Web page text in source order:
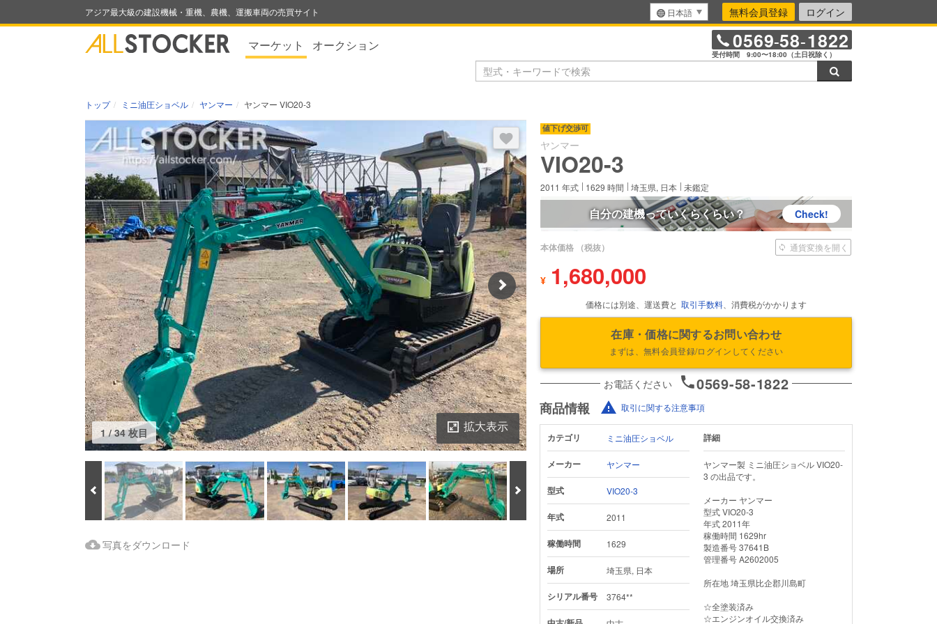
アジア最大級の建設機械・重機、農機、運搬車両の売買サイト 日本語 無料会員登録 ログイン
マーケット オークション 0569-58-1822
受付時間 9:00〜18:00（土日祝除く）
トップ ミニ油圧ショベル ヤンマー ヤンマー VIO20-3
値下げ交渉可
ヤンマー
VIO20-3
2011 年式 1629 時間 埼玉県, 日本 未鑑定
Next
1 / 34 枚目 拡大表示
ログイン後にお気に入り登録できます。
Prev 次へ
写真をダウンロード
自分の建機っていくらくらい？ Check!
本体価格 （税抜）
¥ 1,680,000
通貨変換を開く
価格には別途、運送費と 取引手数料 、消費税がかかります
在庫・価格に関するお問い合わせ
まずは、無料会員登録/ログインしてください
お電話ください 0569-58-1822
商品情報 取引に関する注意事項
カテゴリ ミニ油圧ショベル
メーカー ヤンマー
型式 VIO20-3
年式 2011
稼働時間 1629
場所 埼玉県, 日本
シリアル番号 3764**
詳細
ヤンマー製 ミニ油圧ショベル VIO20-
3 の出品です。
メーカー ヤンマー
型式 VIO20-3
年式 2011年
稼働時間 1629hr
製造番号 37641B
管理番号 A2602005
所在地 埼玉県比企郡川島町
☆全塗装済み
☆エンジンオイル交換済み